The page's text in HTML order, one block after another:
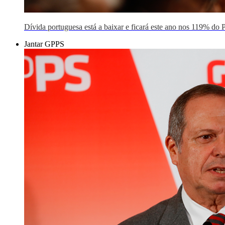
Dívida portuguesa está a baixar e ficará este ano nos 119% do
Jantar GPPS